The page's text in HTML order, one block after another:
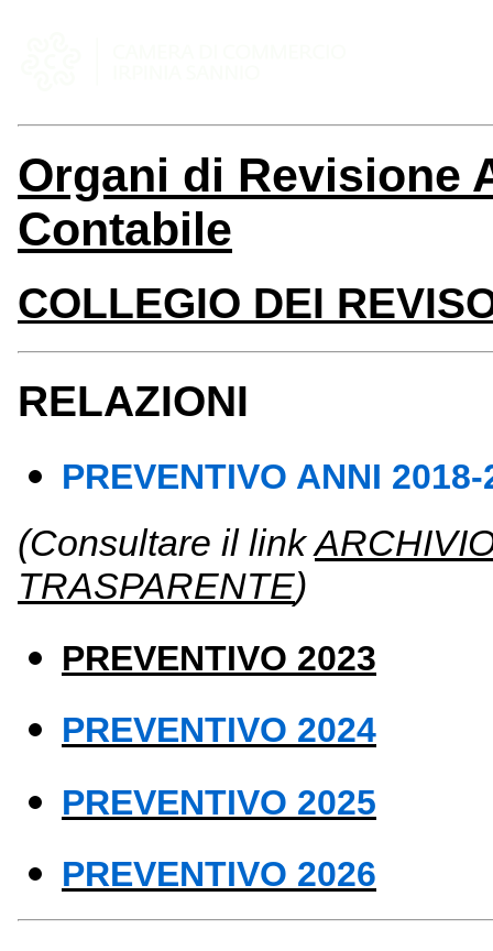
Organi di Revisione
Contabile
COLLEGIO DEI
RELAZIONI
PREVENTIVO ANNI 2018-
(Consultare il link
TRASPARENTE)
PREVENTIVO 2023
PREVENTIVO 2024
PREVENTIVO 2025
PREVENTIVO 2026